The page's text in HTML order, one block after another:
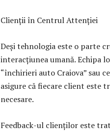
Clienții în Centrul Attenției
Deși tehnologia este o parte
interacțiunea umană. Echipa
“închirieri auto Craiova” sau
asigure că fiecare client este
necesare.
Feedback-ul clienților este